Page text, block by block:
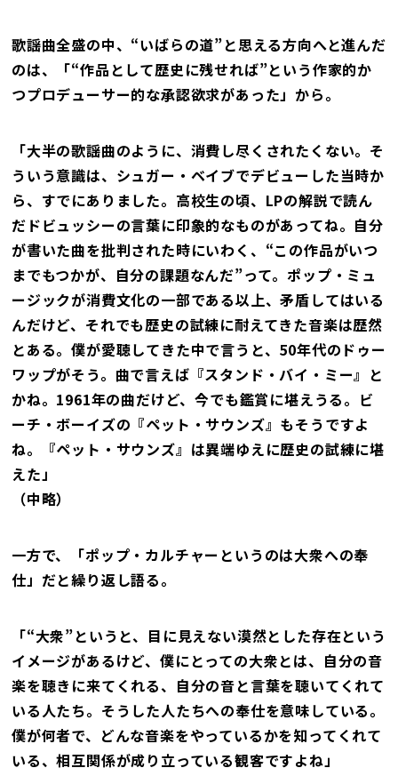
歌謡曲全盛の中、“いばらの道”と思える方向へと進んだ
のは、「“作品として歴史に残せれば”という作家的か
つプロデューサー的な承認欲求があった」から。
「大半の歌謡曲のように、消費し尽くされたくない。そ
ういう意識は、シュガー・ベイブでデビューした当時か
ら、すでにありました。高校生の頃、LPの解説で読ん
だドビュッシーの言葉に印象的なものがあってね。自分
が書いた曲を批判された時にいわく、“この作品がいつ
までもつかが、自分の課題なんだ”って。ポップ・ミュ
ージックが消費文化の一部である以上、矛盾してはいる
んだけど、それでも歴史の試練に耐えてきた音楽は歴然
とある。僕が愛聴してきた中で言うと、50年代のドゥー
ワップがそう。曲で言えば『スタンド・バイ・ミー』と
かね。1961年の曲だけど、今でも鑑賞に堪えうる。ビ
ーチ・ボーイズの『ペット・サウンズ』もそうですよ
ね。『ペット・サウンズ』は異端ゆえに歴史の試練に堪
えた」
（中略）
一方で、「ポップ・カルチャーというのは大衆への奉
仕」だと繰り返し語る。
「“大衆”というと、目に見えない漠然とした存在という
イメージがあるけど、僕にとっての大衆とは、自分の音
楽を聴きに来てくれる、自分の音と言葉を聴いてくれて
いる人たち。そうした人たちへの奉仕を意味している。
僕が何者で、どんな音楽をやっているかを知ってくれて
いる、相互関係が成り立っている観客ですよね」